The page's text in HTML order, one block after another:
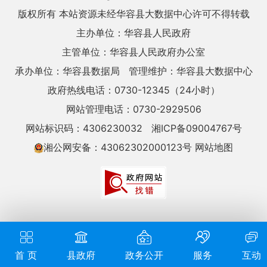
首 页 县政府 政务公开 服务 互动
版权所有 本站资源未经华容县大数据中心许可不得转载
主办单位：华容县人民政府
主管单位：华容县人民政府办公室
承办单位：华容县数据局
管理维护：华容县大数据中心
政府热线电话：0730-12345（24小时）
网站管理电话：0730-2929506
网站标识码：4306230032
湘ICP备09004767号
湘公网安备：43062302000123号 网站地图